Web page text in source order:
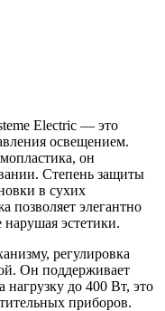
Electric — это
освещением.
он
Степень защиты
в сухих
позволяет элегантно
эстетики.
регулировка
Он поддерживает
до 400 Вт, это
приборов.